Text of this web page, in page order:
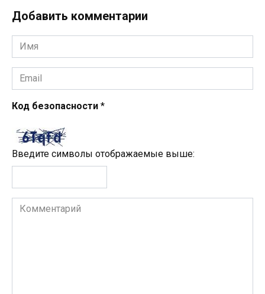
Добавить комментарии
Имя
*
Email
*
Код безопасности *
Введите символы отображаемые выше:
Комментарий